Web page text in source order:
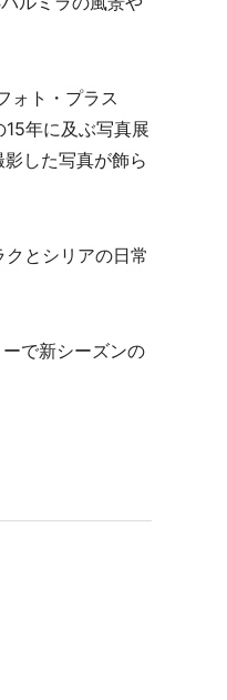
ォト・プラス
年に及ぶ写真展
した写真が飾ら
とシリアの日常
で新シーズンの